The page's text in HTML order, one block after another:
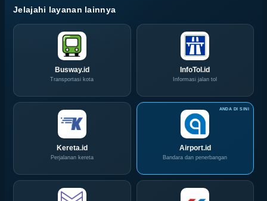
City
Surabaya
Akhir
e-
Commerce
di
IPA
Convex
2026
Jelajahi layanan lainnya
Busway.id
Transportasi kota
InfoTol.id
Informasi jalan tol
Kereta.id
Perjalanan kereta
Airport.id
Bandara dan penerbangan